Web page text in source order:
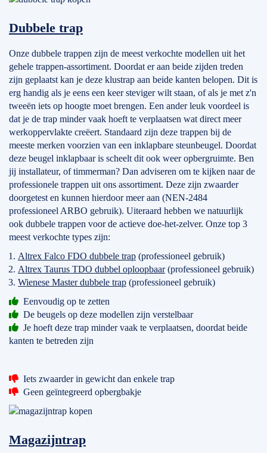
Dubbele trap
Onze dubbele trappen zijn de meest verkochte modellen uit het
gehele trappen-assortiment. Doordat er aan beide zijden treden
zijn geplaatst kan je deze klustrap aan beide kanten belopen. Dit is
erg handig als je eens een keer steviger wilt staan, of als je met z'n
tweeën iets op hoogte moet brengen. Een ander leuk voordeel is
dat je de trap minder vaak hoeft te verplaatsen wat direct meer
werkoppervlakte creëert. Standaard zijn deze trappen bij de
meeste merken voorzien van een inklapbare steunbeugel. Doordat
deze beugel inklapbaar is scheelt dit ook weer opbergruimte. Ben
jij installateur, of timmerman? Dan adviseren om te kijken naar de
professionele trappen uit ons assortiment. Deze zijn zwaarder
doorgetest en kunnen hierdoor meer aan (NEN-2484
professioneel ARBO gebruik). Uiteraard hebben we natuurlijk
ook dubbele trappen voor de actieve doe-het-zelver. Onze top 3
meest verkochte types zijn:
Altrex Falco FDO dubbele trap (professioneel gebruik)
Altrex Taurus TDO dubbel oploopbaar(professioneel gebruik)
Wienese Master dubbele trap (professioneel gebruik)
Eenvoudig op te zetten
De beugels op deze modellen zijn verstelbaar
Je hoeft deze trap minder vaak te verplaatsen, doordat beide
kanten te betreden zijn
Iets zwaarder in gewicht dan enkele trap
Geen geïntegreerd opbergbakje
Magazijntrap